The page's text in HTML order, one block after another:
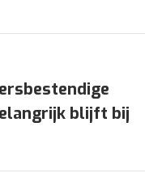
blijft bij